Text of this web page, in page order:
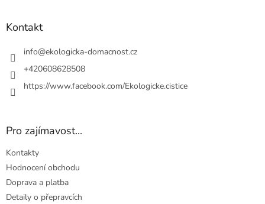
Kontakt
info@ekologicka-domacnost.cz
+420608628508
https://www.facebook.com/Ekologicke.cistice
Pro zajímavost...
Kontakty
Hodnocení obchodu
Doprava a platba
Detaily o přepravcích